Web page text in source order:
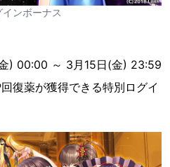
ンボーナス
) 00:00 ～ 3月15日(金) 23:59
復薬が獲得できる特別ログイ